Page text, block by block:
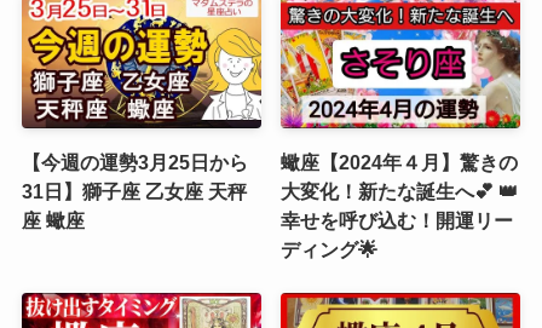
【今週の運勢3月25日から
31日】獅子座 乙女座 天秤
座 蠍座
蠍座【2024年４月】驚きの
大変化！新たな誕生へ💕 👑
幸せを呼び込む！開運リー
ディング🌟